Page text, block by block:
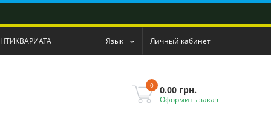
Язык Личный кабинет
0 0.00 грн.
Оформить заказ